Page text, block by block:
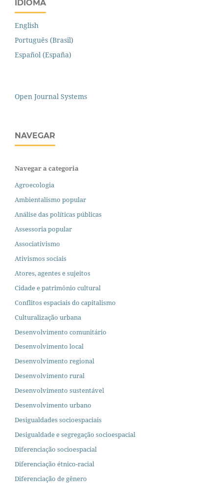
IDIOMA
English
Português (Brasil)
Español (España)
Open Journal Systems
NAVEGAR
Navegar a categoria
Agroecologia
Ambientalismo popular
Análise das políticas públicas
Assessoria popular
Associativismo
Ativismos sociais
Atores, agentes e sujeitos
Cidade e patrimônio cultural
Conflitos espaciais do capitalismo
Culturalização urbana
Desenvolvimento comunitário
Desenvolvimento local
Desenvolvimento regional
Desenvolvimento rural
Desenvolvimento sustentável
Desenvolvimento urbano
Desigualdades socioespaciais
Desigualdade e segregação socioespacial
Diferenciação socioespacial
Diferenciação étnico-racial
Diferenciação de gênero